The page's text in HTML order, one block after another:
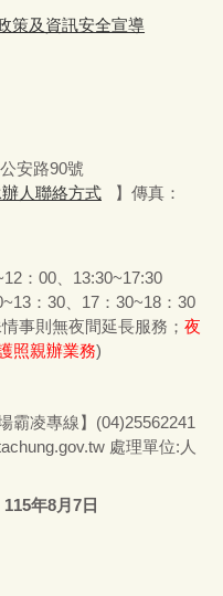
策及資訊安全宣導
安路90號
人聯絡方式 】傳真：
： 00、 13:30~17:30
： 30、 17： 30~18： 30
事則無夜間延長服務； 夜
照親辦業務)
霸凌專線】(04)25562241
處理單位:人
115年8月7日